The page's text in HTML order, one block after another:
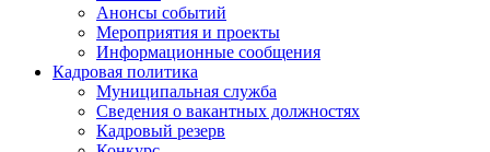
Анонсы событий
Мероприятия и проекты
Информационные сообщения
Кадровая политика
Муниципальная служба
Сведения о вакантных должностях
Кадровый резерв